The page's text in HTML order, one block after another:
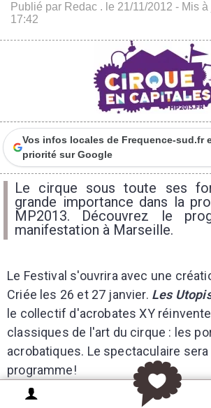
Publié par Redac . le 21/11/2012 - Mis
17:42
Vos infos locales de Frequence-sud.fr
priorité sur Google
Le cirque sous toute ses
grande importance dans la
MP2013. Découvrez le
manifestation à Marseille.
Le Festival s'ouvrira avec une
Criée les 26 et 27 janvier. Les
le collectif d'acrobates XY
classiques de l'art du cirque : les
acrobatiques. Le spectaculaire sera
programme!
Autre temps fort, à la Cartonnerie